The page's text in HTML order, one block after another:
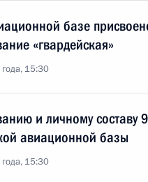
базе
«гвардейская»
15:30
и личному составу
авиационной базы
15:30